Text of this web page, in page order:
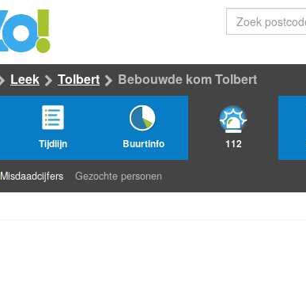
Leek Tolbert Bebouwde kom Tolbert
Tijdlijn Buurtinfo 112
Misdaadcijfers Gezochte personen